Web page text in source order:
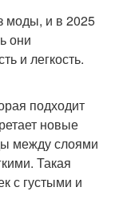
моды, и в 2025
они
и легкость.
подходит
новые
между слоями
Такая
с густыми и